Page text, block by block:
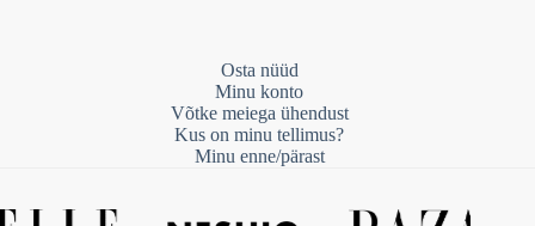
Osta nüüd
Minu konto
Võtke meiega ühendust
Kus on minu tellimus?
Minu enne/pärast